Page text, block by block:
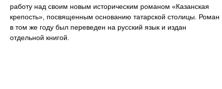
работу над своим новым историческим романом «Казанская
крепость», посвященным основанию татарской столицы. Роман
в том же году был переведен на русский язык и издан
отдельной книгой.